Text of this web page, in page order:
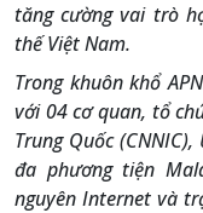
tăng cường vai trò
thế Việt Nam.
Trong khuôn khổ
với 04 cơ quan, tổ
Trung Quốc
đa phương tiện
nguyên Internet và